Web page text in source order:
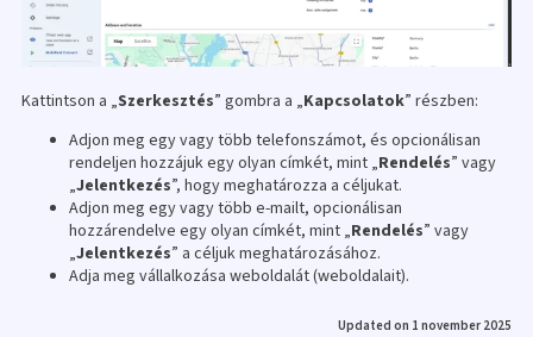
Kattintson a „Szerkesztés” gombra a „Kapcsolatok” részben:
Adjon meg egy vagy több telefonszámot, és opcionálisan
rendeljen hozzájuk egy olyan címkét, mint „Rendelés” vagy
„Jelentkezés”, hogy meghatározza a céljukat.
Adjon meg egy vagy több e-mailt, opcionálisan
hozzárendelve egy olyan címkét, mint „Rendelés” vagy
„Jelentkezés” a céljuk meghatározásához.
Adja meg vállalkozása weboldalát (weboldalait).
Updated on 1 november 2025